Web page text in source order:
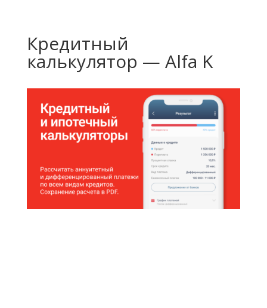
Кредитный
калькулятор — Alfa K